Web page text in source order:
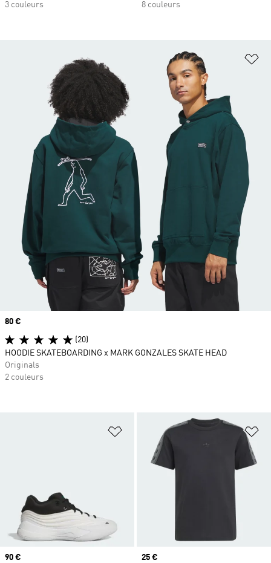
3 couleurs
8 couleurs
Ajouter à la Liste de produits
Prix
90 €
Prix
25 €
Prix
80 €
(20)
HOODIE SKATEBOARDING x MARK GONZALES SKATE HEAD
Originals
2 couleurs